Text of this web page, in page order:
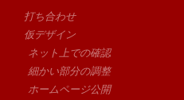
打ち合わせ
仮デザイン
ネット上での確認
細かい部分の調整
ホームページ公開